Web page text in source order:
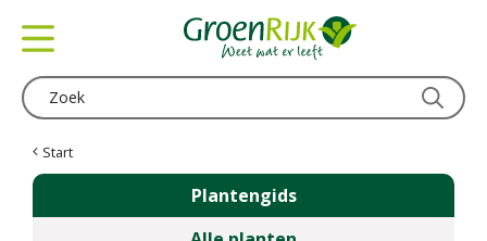
Start
Plantengids